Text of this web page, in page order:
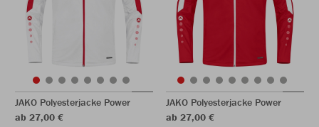
JAKO Polyesterjacke Power
ab 27,00 €
JAKO Polyesterjacke Power
ab 27,00 €